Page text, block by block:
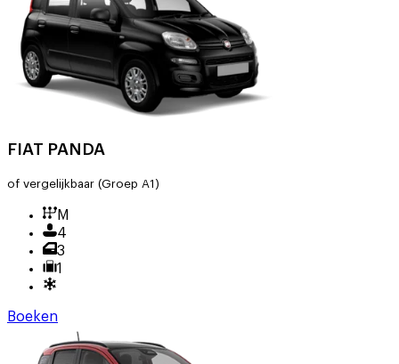
FIAT PANDA
of vergelijkbaar (Groep A1)
M
4
3
1
Boeken